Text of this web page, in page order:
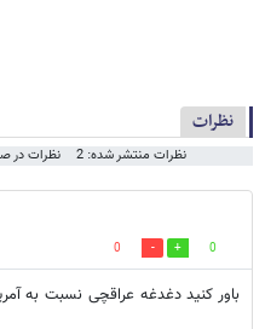
نظرات
نظرات منتشر شده: 2 نظرات در
0
0
باور کنید دغدغه عراقچی نسبت به